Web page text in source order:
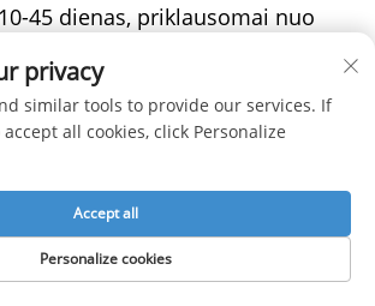
45 dienas, priklausomai nuo
oro ir ekspresinės logistikos
patogiausią logistikos
kad sutaupytumėte laiko.
privacy
similar tools to provide our services. If
all cookies, click Personalize
Personalize cookies
Accept all